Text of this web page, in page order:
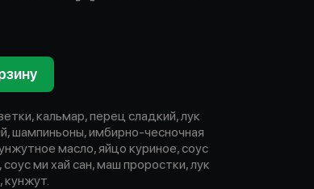
кальмар, перец сладкий, лук
шампиньоны, имбирно-чесночная
масло, яйцо куриное, соус
соус ми хай сан, маш проростки, лук
кунжут.